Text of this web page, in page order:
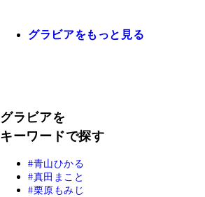
グラビアをもっと見る
グラビアを
キーワードで探す
青山ひかる
真田まこと
栗原もみじ